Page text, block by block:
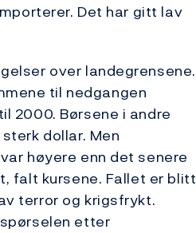
Det har gitt lav
over landegrensene.
til nedgangen
2000. Børsene i andre
dollar. Men
høyere enn det senere
falt kursene. Fallet er blitt
terror og krigsfrykt.
etter